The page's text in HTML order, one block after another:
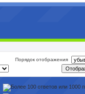
Порядок отображения